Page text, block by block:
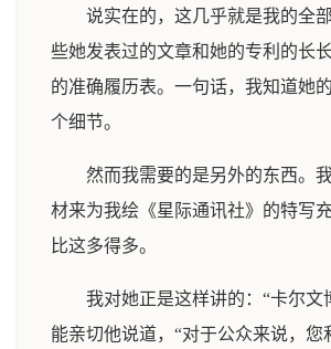
说实在的，这几乎就是我的全
些她发表过的文章和她的专利的长
的准确履历表。一句话，我知道她
个细节。
然而我需要的是另外的东西。
材来为我绘《星际通讯社》的特写
比这多得多。
我对她正是这样讲的：“卡尔文
能亲切他说道，“对于公众来说，您